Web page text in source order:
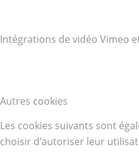
Intégrations de vidéo Vimeo
Autres cookies
Les cookies suivants sont
choisir d’autoriser leur